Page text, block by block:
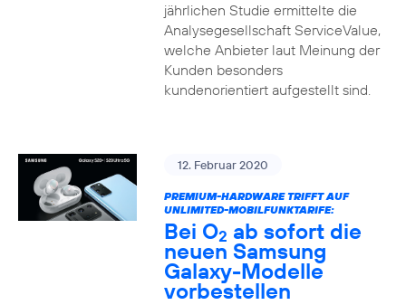
jährlichen Studie ermittelte die
Analysegesellschaft ServiceValue,
welche Anbieter laut Meinung der
Kunden besonders
kundenorientiert aufgestellt sind.
12. Februar 2020
PREMIUM-HARDWARE TRIFFT AUF
UNLIMITED-MOBILFUNKTARIFE:
Bei O2 ab sofort die
neuen Samsung
Galaxy-Modelle
vorbestellen